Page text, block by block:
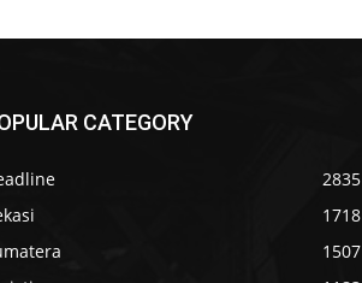
CATEGORY
2835
1718
1507